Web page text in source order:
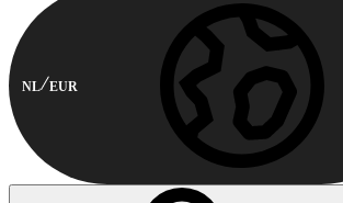
NL EUR